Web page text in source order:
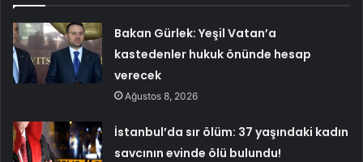
Bakan Gürlek: Yeşil Vatan’a
kastedenler hukuk önünde hesap
verecek
Ağustos 8, 2026
İstanbul’da sır ölüm: 37 yaşındaki kadın
savcının evinde ölü bulundu!